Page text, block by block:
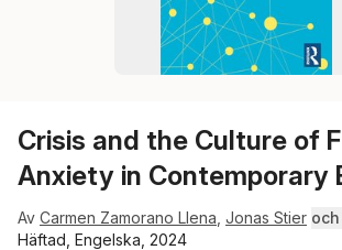
Crisis and the Culture of
Anxiety in Contemporary
Av Carmen Zamorano Llena Jonas Stier
Häftad, Engelska, 2024